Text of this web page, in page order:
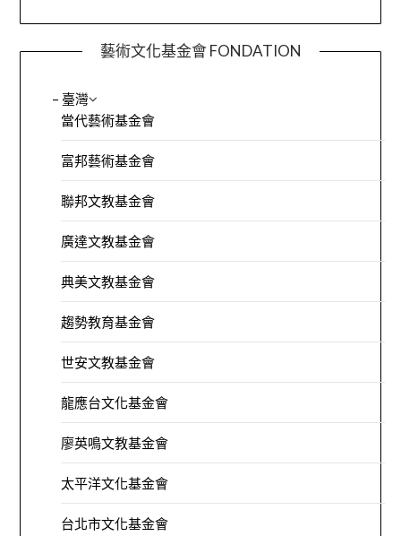
藝術文化基金會 FONDATION
– 臺灣
當代藝術基金會
富邦藝術基金會
聯邦文教基金會
廣達文教基金會
典美文教基金會
趨勢教育基金會
世安文教基金會
龍應台文化基金會
廖英鳴文教基金會
太平洋文化基金會
台北市文化基金會